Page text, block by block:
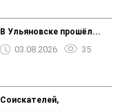
В Ульяновске прошёл...
03.08.2026 35
Соискателей,